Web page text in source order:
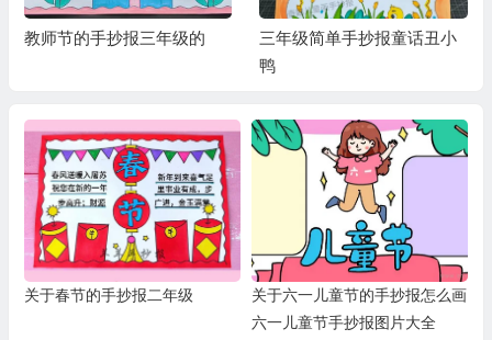
教师节的手抄报三年级的
三年级简单手抄报童话丑小
鸭
关于春节的手抄报二年级
关于六一儿童节的手抄报怎么画
六一儿童节手抄报图片大全